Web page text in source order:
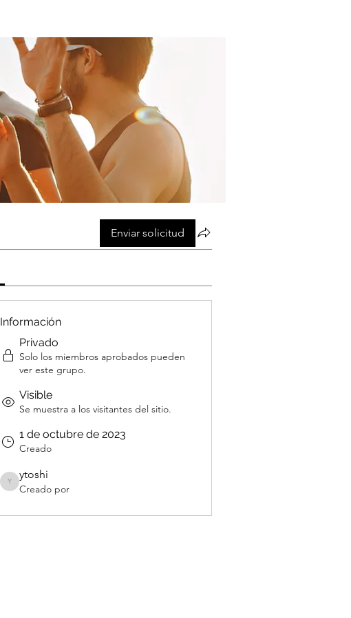
Enviar solicitud
Información
Privado
Solo los miembros aprobados pueden
ver este grupo.
Visible
Se muestra a los visitantes del sitio.
1 de octubre de 2023
Creado
ytoshi
ytoshi
Creado por